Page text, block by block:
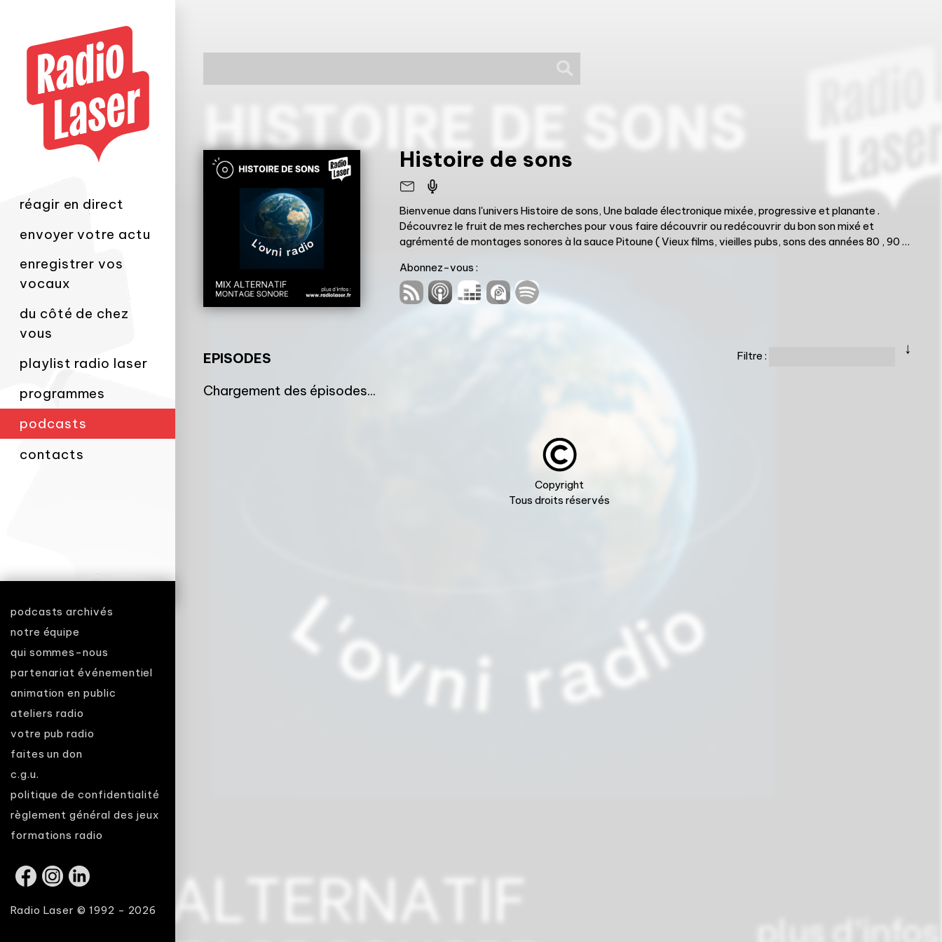
réagir en direct
envoyer votre actu
enregistrer vos
vocaux
du côté de chez
vous
playlist radio laser
programmes
podcasts
contacts
podcasts archivés
notre équipe
qui sommes-nous
partenariat événementiel
animation en public
ateliers radio
votre pub radio
faites un don
c.g.u.
politique de confidentialité
règlement général des jeux
formations radio
Radio Laser © 1992 - 2026
Histoire de sons
Bienvenue dans l'univers Histoire de sons, Une balade électronique mixée, progressive et planante .
Découvrez le fruit de mes recherches pour vous faire découvrir ou redécouvrir du bon son mixé et
agrémenté de montages sonores à la sauce Pitoune ( Vieux films, vieilles pubs, sons des années 80 , 90 ou
Abonnez-vous :
EPISODES
↓
Filtre :
Chargement des épisodes...
Copyright
Tous droits réservés